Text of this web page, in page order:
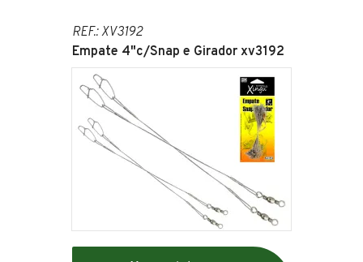
REF.: XV3192
Empate 4"c/Snap e Girador xv3192